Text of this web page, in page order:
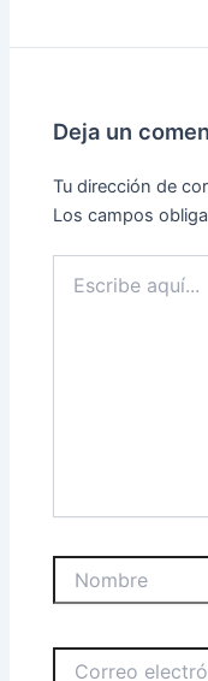
Deja un
Tu dirección de
Los campos
aquí...